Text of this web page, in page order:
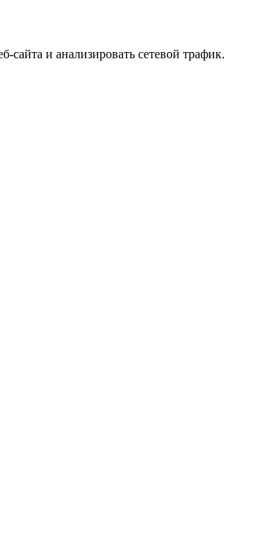
и анализировать сетевой трафик.